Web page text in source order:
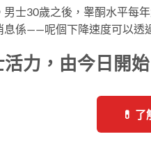
男士30歲之後，睾酮水平每
息係——呢個下降速度可以透
力，由今日開始
💊